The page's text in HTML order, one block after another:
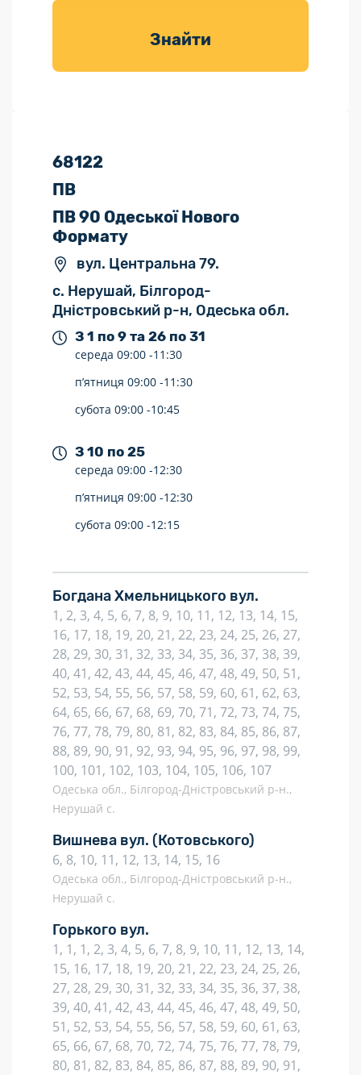
товарів для
Знайти
68122
ПВ
ПВ 90 Одеської Нового
Формату
вул. Центральна 79.
с. Нерушай, Білгород-
Дністровський р-н, Одеська обл.
З 1 по 9 та 26 по 31
середа 09:00 -11:30
п’ятниця 09:00 -11:30
субота 09:00 -10:45
З 10 по 25
середа 09:00 -12:30
п’ятниця 09:00 -12:30
субота 09:00 -12:15
Богдана Хмельницького вул.
1, 2, 3, 4, 5, 6, 7, 8, 9, 10, 11, 12, 13, 14, 15,
16, 17, 18, 19, 20, 21, 22, 23, 24, 25, 26, 27,
28, 29, 30, 31, 32, 33, 34, 35, 36, 37, 38, 39,
40, 41, 42, 43, 44, 45, 46, 47, 48, 49, 50, 51,
52, 53, 54, 55, 56, 57, 58, 59, 60, 61, 62, 63,
64, 65, 66, 67, 68, 69, 70, 71, 72, 73, 74, 75,
76, 77, 78, 79, 80, 81, 82, 83, 84, 85, 86, 87,
88, 89, 90, 91, 92, 93, 94, 95, 96, 97, 98, 99,
100, 101, 102, 103, 104, 105, 106, 107
Одеська обл., Білгород-Дністровський р-н.,
Нерушай с.
Вишнева вул. (Котовського)
6, 8, 10, 11, 12, 13, 14, 15, 16
Одеська обл., Білгород-Дністровський р-н.,
Нерушай с.
Горького вул.
1, 1, 1, 2, 3, 4, 5, 6, 7, 8, 9, 10, 11, 12, 13, 14,
15, 16, 17, 18, 19, 20, 21, 22, 23, 24, 25, 26,
27, 28, 29, 30, 31, 32, 33, 34, 35, 36, 37, 38,
39, 40, 41, 42, 43, 44, 45, 46, 47, 48, 49, 50,
51, 52, 53, 54, 55, 56, 57, 58, 59, 60, 61, 63,
65, 66, 67, 68, 70, 72, 74, 75, 76, 77, 78, 79,
80, 81, 82, 83, 84, 85, 86, 87, 88, 89, 90, 91,